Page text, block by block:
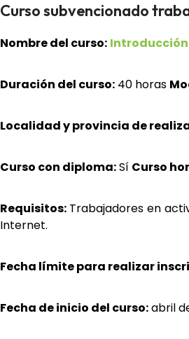
Curso subvencionado
Nombre del curso:
Duración del curso: 40 horas
Localidad y provincia de
Curso con diploma:Sí Curso
Requisitos: Trabajadores en
Internet.
Fecha límite para realizar
Fecha de inicio del curso:abril